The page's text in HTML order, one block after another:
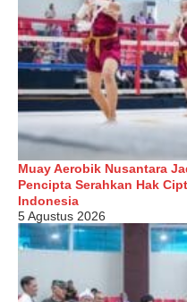
Muay Aerobik Nusantara
Pencipta Serahkan Hak
Indonesia
5 Agustus 2026